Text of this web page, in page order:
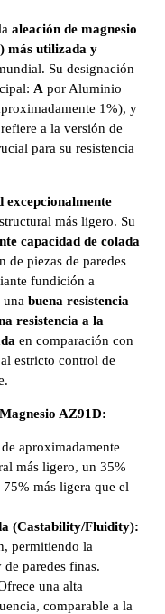
aleación de magnesio
más utilizada y
Su designación
A por Aluminio
1%), y
a la versión de
para su resistencia
excepcionalmente
más ligero. Su
capacidad de colada
de piezas de paredes
fundición a
una buena resistencia
resistencia a la
en comparación con
estricto control de
AZ91D:
aproximadamente
más ligero, un 35%
más ligera que el
(Castability/Fluidity):
permitiendo la
paredes finas.
una alta
comparable a la